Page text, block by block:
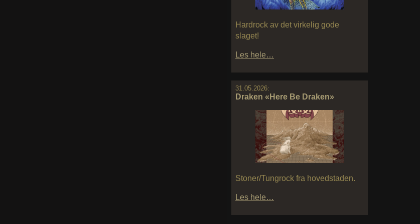
Hardrock av det virkelig gode
slaget!
Les hele…
31.05.2026:
Draken «Here Be Draken»
Stoner/Tungrock fra hovedstaden.
Les hele…